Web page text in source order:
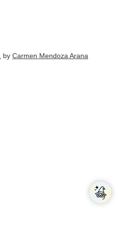
by Carmen Mendoza Arana